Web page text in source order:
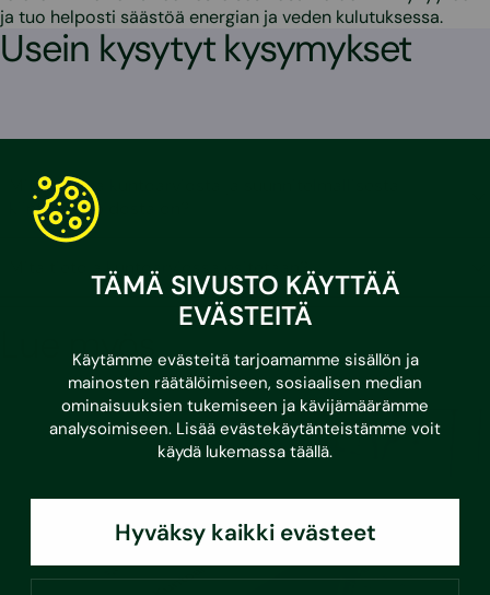
TÄMÄ SIVUSTO KÄYTTÄÄ
EVÄSTEITÄ
Käytämme evästeitä tarjoamamme sisällön ja
mainosten räätälöimiseen, sosiaalisen median
ominaisuuksien tukemiseen ja kävijämäärämme
analysoimiseen. Lisää evästekäytänteistämme voit
käydä lukemassa täällä.
Hyväksy kaikki evästeet
ja tuo helposti säästöä energian ja veden kulutuksessa.
Usein kysytyt kysymykset
Mitä hyötyä kuntoarviosta ja suunnitelmallisesta
kiinteistönpidosta on?
Mitä tietoja kuntoarviossa esitetään?
Lue myös